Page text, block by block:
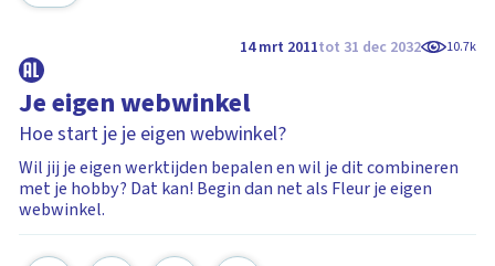
14 mrt 2011tot 31 dec 2032 10.7k
Je eigen webwinkel
Hoe start je je eigen webwinkel?
Wil jij je eigen werktijden bepalen en wil je dit combineren
met je hobby? Dat kan! Begin dan net als Fleur je eigen
webwinkel.